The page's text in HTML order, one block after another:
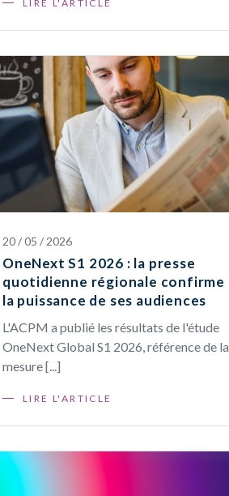
LIRE L'ARTICLE
20 / 05 / 2026
OneNext S1 2026 : la presse
quotidienne régionale confirme
la puissance de ses audiences
L'ACPM a publié les résultats de l'étude
OneNext Global S1 2026, référence de la
mesure [...]
LIRE L'ARTICLE